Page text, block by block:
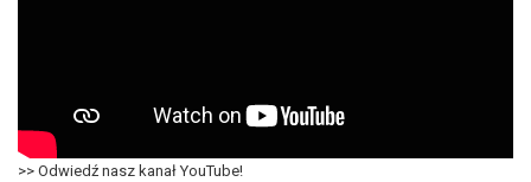
>> Odwiedź nasz kanał YouTube!